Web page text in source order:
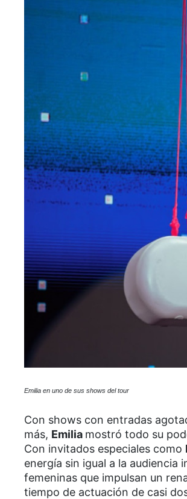
Emilia en uno de sus shows del tour
Con shows con entradas
más, Emilia mostró todo su
Con invitados especiales como
energía sin igual a la audiencia
femeninas que impulsan un
tiempo de actuación de casi